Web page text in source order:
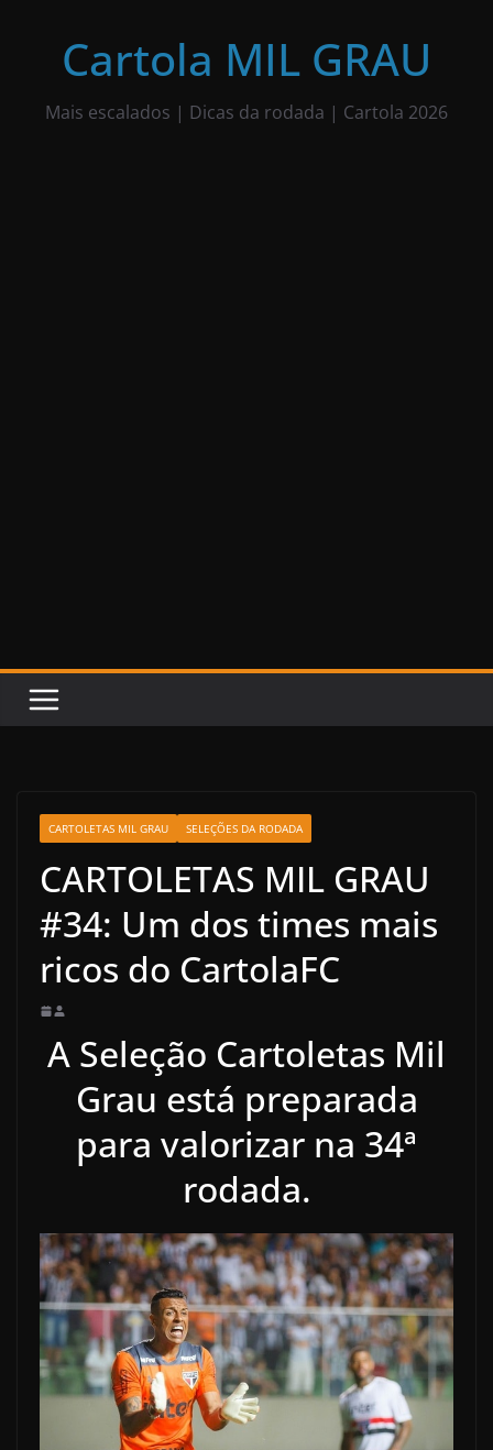
Cartola MIL GRAU
Mais escalados | Dicas da rodada | Cartola 2026
CARTOLETAS MIL GRAU SELEÇÕES DA RODADA
CARTOLETAS MIL GRAU
#34: Um dos times mais
ricos do CartolaFC
A Seleção Cartoletas Mil
Grau está preparada
para valorizar na 34ª
rodada.